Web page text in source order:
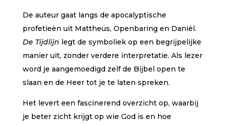
De auteur gaat langs de apocalyptische
profetieën uit Mattheüs, Openbaring en Daniël.
De Tijdlijn legt de symboliek op een begrijpelijke
manier uit, zonder verdere interpretatie. Als lezer
word je aangemoedigd zelf de Bijbel open te
slaan en de Heer tot je te laten spreken.
Het levert een fascinerend overzicht op, waarbij
je beter zicht krijgt op wie God is en hoe